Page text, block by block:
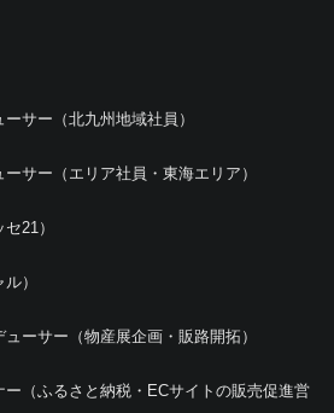
サー（北九州地域社員）
ーサー（エリア社員・東海エリア）
21）
）
ューサー（物産展企画・販路開拓）
ー（ふるさと納税・ECサイトの販売促進営